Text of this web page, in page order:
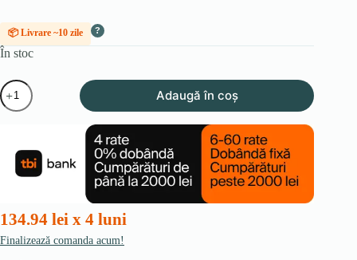
📦 Livrare ~10 zile ?
În stoc
Cantitate
Scaun
rotativ
velur
Adaugă în coș
134.94 lei x 4 luni
Finalizează comanda acum!